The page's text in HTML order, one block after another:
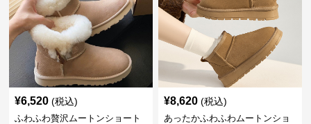
¥6,520 (税込)
ふわふわ贅沢ムートンショート
¥8,620 (税込)
あったかふわふわムートンショ